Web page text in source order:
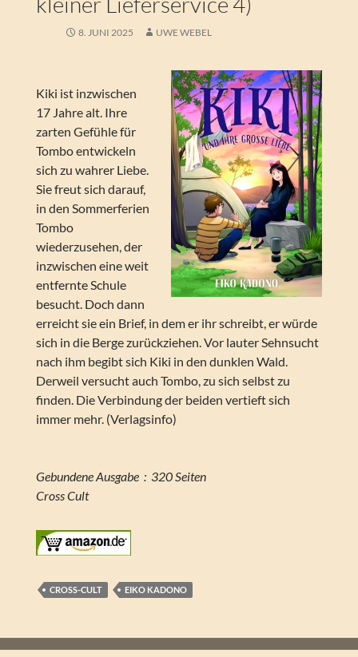
8. JUNI 2025 UWE WEBEL
Kiki ist inzwischen
17 Jahre alt. Ihre
zarten Gefühle für
Tombo entwickeln
sich zu wahrer Liebe.
Sie freut sich darauf,
in den Sommerferien
Tombo
wiederzusehen, der
inzwischen eine weit
entfernte Schule
besucht. Doch dann
erreicht sie ein Brief, in dem er ihr schreibt, er würde
sich in die Berge zurückziehen. Vor lauter Sehnsucht
nach ihm begibt sich Kiki in den dunklen Wald.
Derweil versucht auch Tombo, zu sich selbst zu
finden. Die Verbindung der beiden vertieft sich
immer mehr. (Verlagsinfo)
Gebundene Ausgabe ‏ : ‎ 320 Seiten
Cross Cult
CROSS-CULT EIKO KADONO